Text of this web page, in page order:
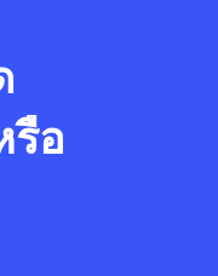
รือ